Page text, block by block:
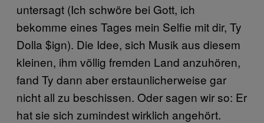
untersagt (Ich schwöre bei Gott, ich
bekomme eines Tages mein Selfie mit dir, Ty
Dolla $ign). Die Idee, sich Musik aus diesem
kleinen, ihm völlig fremden Land anzuhören,
fand Ty dann aber erstaunlicherweise gar
nicht all zu beschissen. Oder sagen wir so: Er
hat sie sich zumindest wirklich angehört.